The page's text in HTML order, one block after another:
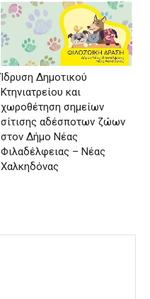
Ίδρυση Δημοτικού
Κτηνιατρείου και
χωροθέτηση σημείων
σίτισης αδέσποτων ζώων
στον Δήμο Νέας
Φιλαδέλφειας – Νέας
Χαλκηδόνας